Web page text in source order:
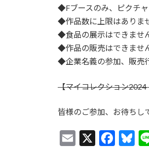
◆Fブースのみ、ピクチャ
◆作品数に上限はありま
◆食品の展示はできませ
◆作品の販売はできませ
◆企業名義の参加、販売
【マイコレクション
皆様のご参加、お待ちし
E
X
F
Bl